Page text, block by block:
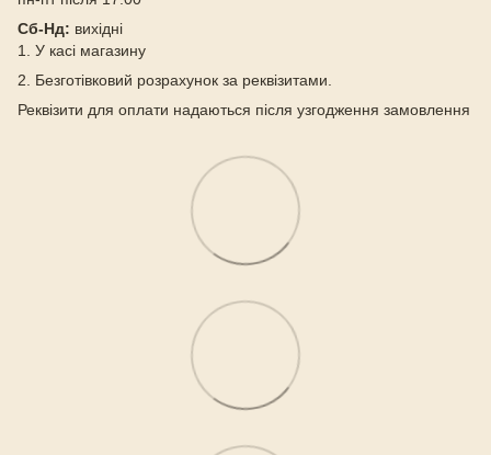
Сб-Нд: вихідні
1. У касі магазину
2. Безготівковий розрахунок за реквізитами.
Реквізити для оплати надаються після узгодження замовлення